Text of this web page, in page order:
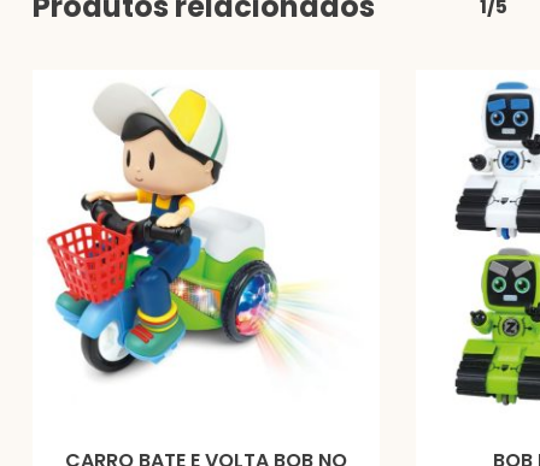
1/5
CARRO BATE E VOLTA BOB NO
BOB